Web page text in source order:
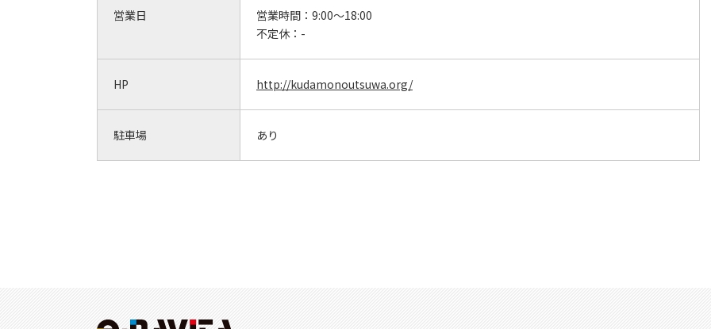
営業日 営業時間： 9:00～18:00
不定休： -
HP http://kudamonoutsuwa.org/
駐車場 あり